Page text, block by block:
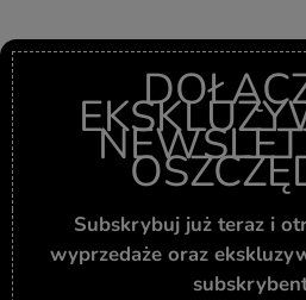
Subskrybuj już teraz i
wyprzedaże oraz